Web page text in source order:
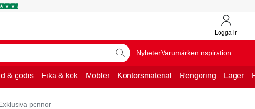
Logga in
NyheterVarumärkenInspiration
& godis Fika & kök Möbler Kontorsmaterial Rengöring Lager
pennor